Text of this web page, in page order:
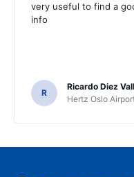
very useful to find a
info
R
Ricardo Diez
Hertz Oslo